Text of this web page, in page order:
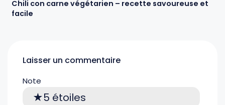
Chili con carne végétarien – recette savoureuse et
facile
Laisser un commentaire
Note
5 étoiles